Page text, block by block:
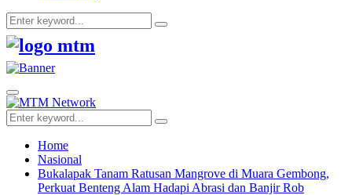
Search
for:
Search
Facebook
Twitter
Youtube
Primary
Menu
Search
for:
Search
Home
Nasional
Bukalapak Tanam Ratusan Mangrove di Muara Gembong,
Perkuat Benteng Alam Hadapi Abrasi dan Banjir Rob